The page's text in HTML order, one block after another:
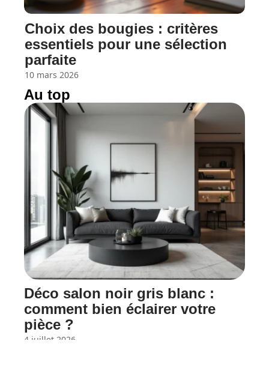
Choix des bougies : critères
essentiels pour une sélection
parfaite
10 mars 2026
Au top
Déco salon noir gris blanc :
comment bien éclairer votre
pièce ?
4 juillet 2026